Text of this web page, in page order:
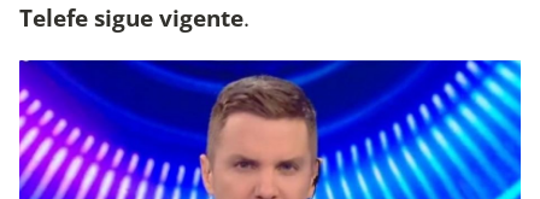
Telefe sigue vigente.